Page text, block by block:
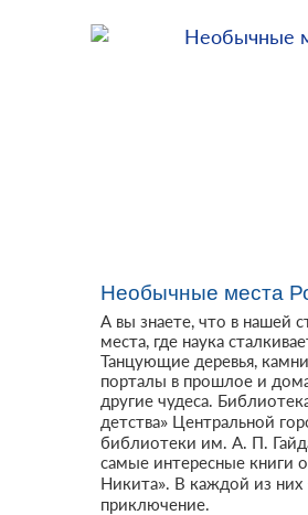
Необычные места
А вы знаете, что в нашей
места, где наука
Танцующие деревья,
порталы в прошлое и
другие чудеса.
детства» Центральной
библиотеки им. А. П.
самые интересные книги
Никита». В каждой из них
приключение.